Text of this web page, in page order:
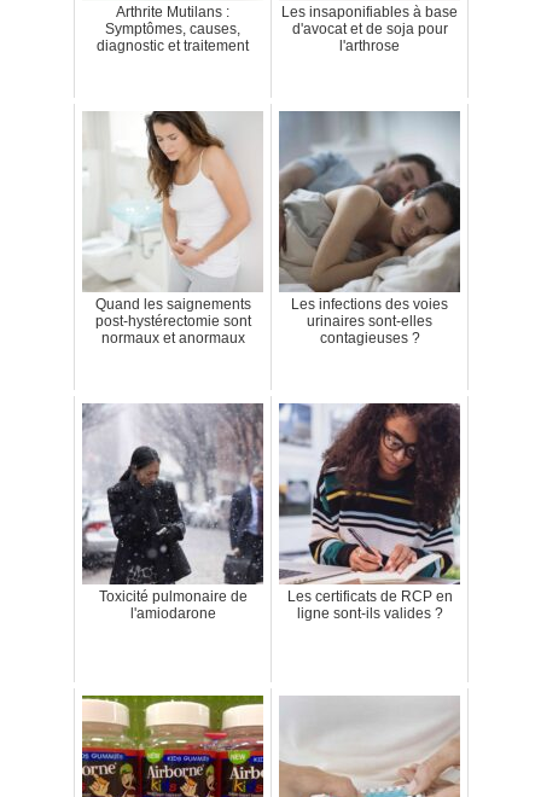
Arthrite Mutilans :
Symptômes, causes,
diagnostic et traitement
Les insaponifiables à base
d'avocat et de soja pour
l'arthrose
Quand les saignements
post-hystérectomie sont
normaux et anormaux
Les infections des voies
urinaires sont-elles
contagieuses ?
Toxicité pulmonaire de
l'amiodarone
Les certificats de RCP en
ligne sont-ils valides ?